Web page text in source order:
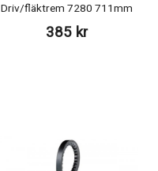
Driv/fläktrem 7280 711mm
385 kr